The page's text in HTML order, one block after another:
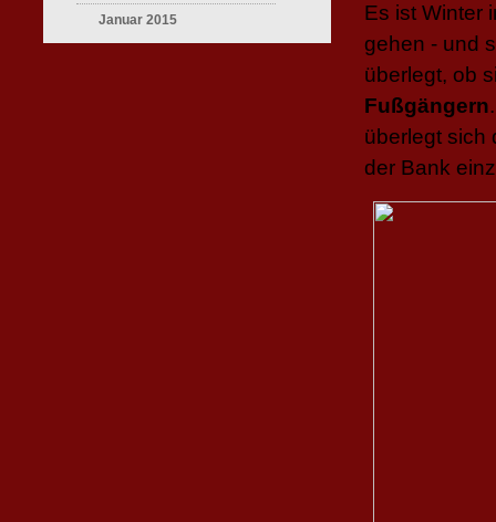
Es ist Winter
gehen - und
überlegt, ob
Fußgängern
überlegt sich
der Bank
Januar 2015